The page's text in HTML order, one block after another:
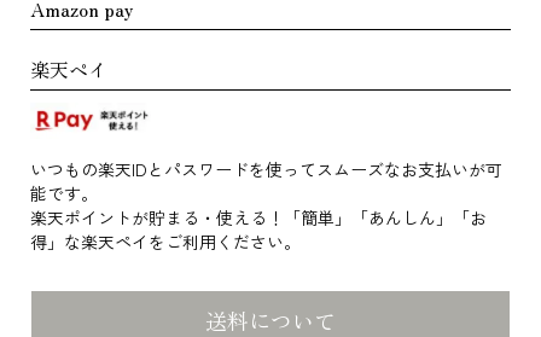
Amazon pay
楽天ペイ
いつもの楽天IDとパスワードを使ってスムーズなお支払いが可
能です。
楽天ポイントが貯まる・使える！「簡単」「あんしん」「お
得」な楽天ペイをご利用ください。
送料について